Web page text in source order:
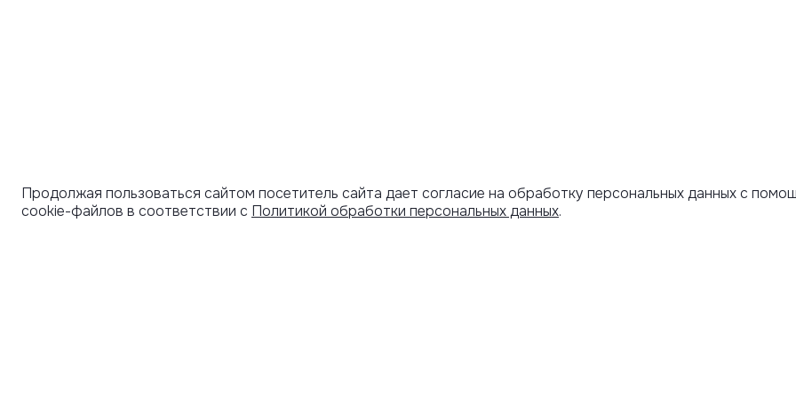
Продолжая пользоваться сайтом посетитель сайта дает согласие на обработку персональных данных с
cookie-файлов в соответствии с Политикой обработки персональных данных.